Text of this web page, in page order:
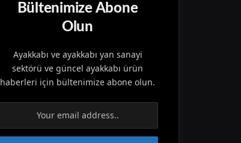
Bültenimize Abone
Olun
Ayakkabı ve ayakkabı yan sanayi
sektörü ve güncel ayakkabı ürün
haberleri için bültenimize abone olun.